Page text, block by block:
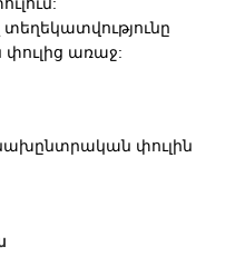
տեղեկատվությունը
փուլից առաջ:
նախընտրական փուլին